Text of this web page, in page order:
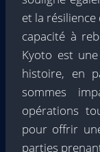
et la
capacité à
Kyoto est
histoire, en
sommes
opérations
pour offrir
parties